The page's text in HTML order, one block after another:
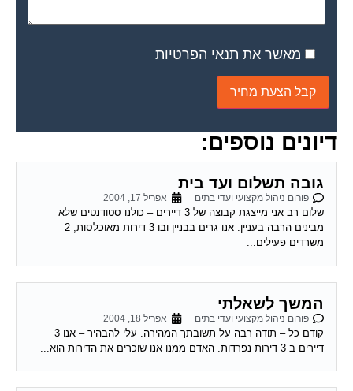
גובה תשלום ועד בית
פורום ניהול מקצועי ועדי בתים
שלום רב אני מייצגת קבוצה של 3 דיירים – כולנו סטודנטים שלא
מבינים הרבה בעניין. אנו גרים בבניין ובו 3 דירות מאוכלסות, 2
משרדים פעילים...
המשך לשאלתי
פורום ניהול מקצועי ועדי בתים
דיירים ב 3 דירות נפרדות. האדם ממנו אנו שוכרים את הדירות הוא...